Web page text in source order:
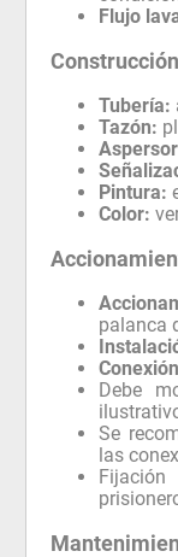
Flujo
Tubería:
Tazón:
Pintura:
Color:
palanca
Debe
Se
las